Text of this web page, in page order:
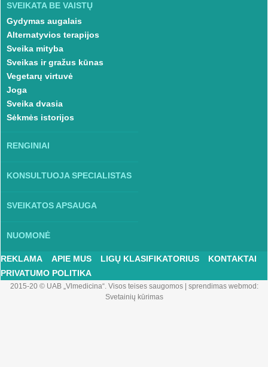
SVEIKATA BE VAISTŲ
Gydymas augalais
Alternatyvios terapijos
Sveika mityba
Sveikas ir gražus kūnas
Vegetarų virtuvė
Joga
Sveika dvasia
Sėkmės istorijos
RENGINIAI
KONSULTUOJA SPECIALISTAS
SVEIKATOS APSAUGA
NUOMONĖ
REKLAMA APIE MUS LIGŲ KLASIFIKATORIUS
KONTAKTAI
PRIVATUMO POLITIKA
2015-20 © UAB „Vlmedicina“. Visos teises saugomos| sprendimas webmod:
Svetainių kūrimas